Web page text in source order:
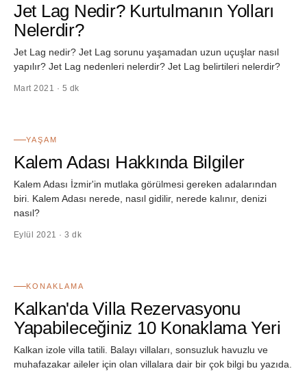
Jet Lag Nedir? Kurtulmanın Yolları
Nelerdir?
Jet Lag nedir? Jet Lag sorunu yaşamadan uzun uçuşlar nasıl
yapılır? Jet Lag nedenleri nelerdir? Jet Lag belirtileri nelerdir?
Mart 2021 · 5 dk
YAŞAM
Kalem Adası Hakkında Bilgiler
Kalem Adası İzmir'in mutlaka görülmesi gereken adalarından
biri. Kalem Adası nerede, nasıl gidilir, nerede kalınır, denizi
nasıl?
Eylül 2021 · 3 dk
KONAKLAMA
Kalkan'da Villa Rezervasyonu
Yapabileceğiniz 10 Konaklama Yeri
Kalkan izole villa tatili. Balayı villaları, sonsuzluk havuzlu ve
muhafazakar aileler için olan villalara dair bir çok bilgi bu yazıda.